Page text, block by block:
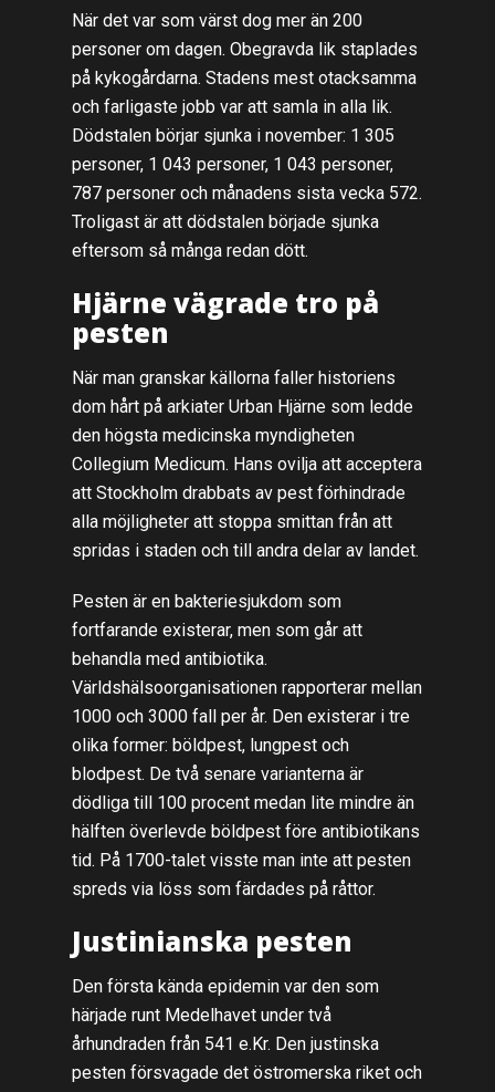
När det var som värst dog mer än 200
personer om dagen. Obegravda lik staplades
på kykogårdarna. Stadens mest otacksamma
och farligaste jobb var att samla in alla lik.
Dödstalen börjar sjunka i november: 1 305
personer, 1 043 personer, 1 043 personer,
787 personer och månadens sista vecka 572.
Troligast är att dödstalen började sjunka
eftersom så många redan dött.
Hjärne vägrade tro på
pesten
När man granskar källorna faller historiens
dom hårt på arkiater Urban Hjärne som ledde
den högsta medicinska myndigheten
Collegium Medicum. Hans ovilja att acceptera
att Stockholm drabbats av pest förhindrade
alla möjligheter att stoppa smittan från att
spridas i staden och till andra delar av landet.
Pesten är en bakteriesjukdom som
fortfarande existerar, men som går att
behandla med antibiotika.
Världshälsoorganisationen rapporterar mellan
1000 och 3000 fall per år. Den existerar i tre
olika former: böldpest, lungpest och
blodpest. De två senare varianterna är
dödliga till 100 procent medan lite mindre än
hälften överlevde böldpest före antibiotikans
tid. På 1700-talet visste man inte att pesten
spreds via löss som färdades på råttor.
Justinianska pesten
Den första kända epidemin var den som
härjade runt Medelhavet under två
århundraden från 541 e.Kr. Den justinska
pesten försvagade det östromerska riket och